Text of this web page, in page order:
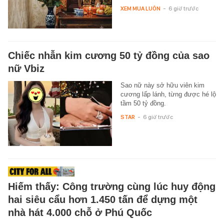
XEM MUA LUÔN - 6 giờ trước
Chiếc nhẫn kim cương 50 tỷ đồng của sao
nữ Vbiz
Sao nữ này sở hữu viên kim
cương lấp lánh, từng được hé lộ
tầm 50 tỷ đồng.
STAR - 6 giờ trước
Hiếm thấy: Công trường cùng lúc huy động
hai siêu cẩu hơn 1.450 tấn để dựng một
nhà hát 4.000 chỗ ở Phú Quốc